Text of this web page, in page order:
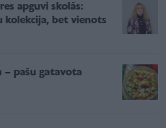
apguvi skolās:
kolekcija, bet vienots
– pašu gatavota